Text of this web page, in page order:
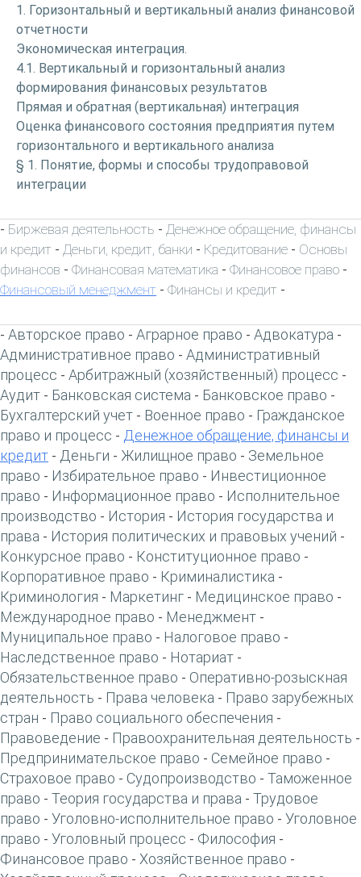
1. Горизонтальный и вертикальный анализ финансовой
отчетности
Экономическая интеграция.
4.1. Вертикальный и горизонтальный анализ
формирования финансовых результатов
Прямая и обратная (вертикальная) интеграция
Оценка финансового состояния предприятия путем
горизонтального и вертикального анализа
§ 1. Понятие, формы и способы трудоправовой
интеграции
- Биржевая деятельность - Денежное обращение, финансы
и кредит - Деньги, кредит, банки - Кредитование - Основы
финансов - Финансовая математика - Финансовое право -
Финансовый менеджмент - Финансы и кредит -
- Авторское право - Аграрное право - Адвокатура -
Административное право - Административный
процесс - Арбитражный (хозяйственный) процесс -
Аудит - Банковская система - Банковское право -
Бухгалтерский учет - Военное право - Гражданское
право и процесс - Денежное обращение, финансы и
кредит - Деньги - Жилищное право - Земельное
право - Избирательное право - Инвестиционное
право - Информационное право - Исполнительное
производство - История - История государства и
права - История политических и правовых учений -
Конкурсное право - Конституционное право -
Корпоративное право - Криминалистика -
Криминология - Маркетинг - Медицинское право -
Международное право - Менеджмент -
Муниципальное право - Налоговое право -
Наследственное право - Нотариат -
Обязательственное право - Оперативно-розыскная
деятельность - Права человека - Право зарубежных
стран - Право социального обеспечения -
Правоведение - Правоохранительная деятельность -
Предпринимательское право - Семейное право -
Страховое право - Судопроизводство - Таможенное
право - Теория государства и права - Трудовое
право - Уголовно-исполнительное право - Уголовное
право - Уголовный процесс - Философия -
Финансовое право - Хозяйственное право -